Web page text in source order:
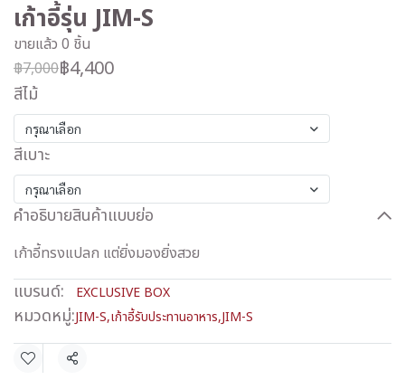
เก้าอี้รุ่น JIM-S
ขายแล้ว 0 ชิ้น
฿7,000฿4,400
สีไม้
กรุณาเลือก
สีเบาะ
กรุณาเลือก
คำอธิบายสินค้าแบบย่อ
เก้าอี้ทรงแปลก แต่ยิ่งมองยิ่งสวย
แบรนด์: EXCLUSIVE BOX
หมวดหมู่:JIM-S,เก้าอี้รับประทานอาหาร,JIM-S
แชร์